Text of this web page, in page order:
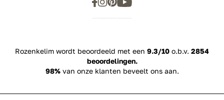
Rozenkelim wordt beoordeeld met een 9.3/10 o.b.v. 2854
beoordelingen.
98%van onze klanten beveelt ons aan.